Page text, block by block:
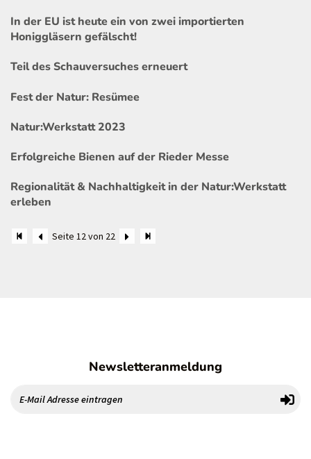
In der EU ist heute ein von zwei importierten
Honiggläsern gefälscht!
Teil des Schauversuches erneuert
Fest der Natur: Resümee
Natur:Werkstatt 2023
Erfolgreiche Bienen auf der Rieder Messe
Regionalität & Nachhaltigkeit in der Natur:Werkstatt
erleben
Seite 12 von 22
Newsletteranmeldung